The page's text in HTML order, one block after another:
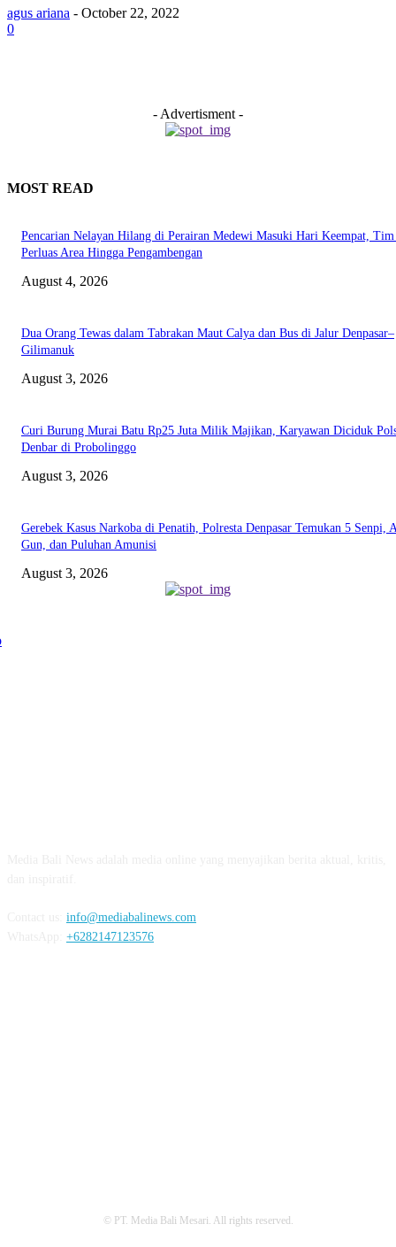
agus ariana - October 22, 2022
0
- Advertisment -
MOST READ
Pencarian Nelayan Hilang di Perairan Medewi Masuki Hari Keempat,
Perluas Area Hingga Pengambengan
August 4, 2026
Dua Orang Tewas dalam Tabrakan Maut Calya dan Bus di Jalur Denpasar–
Gilimanuk
August 3, 2026
Curi Burung Murai Batu Rp25 Juta Milik Majikan, Karyawan Diciduk
Denbar di Probolinggo
August 3, 2026
Gerebek Kasus Narkoba di Penatih, Polresta Denpasar Temukan 5 Senpi,
Gun, dan Puluhan Amunisi
August 3, 2026
info@mediabalinews.com
+6282147123576
© PT. Media Bali Mesari. All rights reserved.